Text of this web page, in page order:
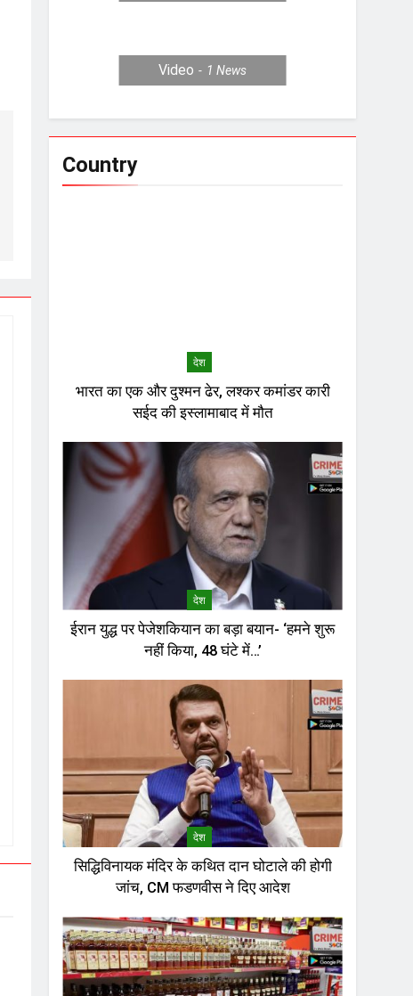
Video 1News
Country
देश
भारत का एक और दुश्मन ढेर, लश्कर कमांडर कारी
सईद की इस्लामाबाद में मौत
देश
ईरान युद्ध पर पेजेशकियान का बड़ा बयान- ‘हमने शुरू
नहीं किया, 48 घंटे में…’
देश
सिद्धिविनायक मंदिर के कथित दान घोटाले की होगी
जांच, CM फडणवीस ने दिए आदेश